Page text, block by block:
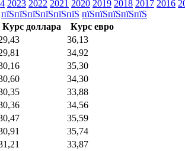
2023 2022 2021 2020 2019 2018 2017 2016
пїЅпїЅпїЅпїЅпїЅпїЅ пїЅпїЅпїЅпїЅпїЅ
Курс доллара
Курс евро
36,13
34,92
35,30
34,30
33,88
34,56
35,59
35,74
33,87